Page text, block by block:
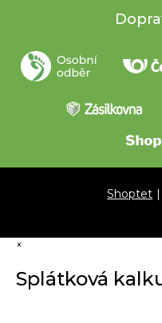
Shoptet
×
Splátková